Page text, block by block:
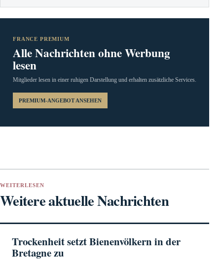
FRANCE PREMIUM
Alle Nachrichten ohne Werbung
lesen
Mitglieder lesen in einer ruhigen Darstellung und erhalten zusätzliche Services.
PREMIUM-ANGEBOT ANSEHEN
WEITERLESEN
Weitere aktuelle Nachrichten
Trockenheit setzt Bienenvölkern in der
Bretagne zu